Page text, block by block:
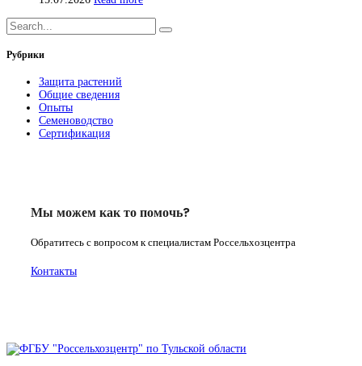
Рубрики
Защита растений
Общие сведения
Опыты
Семеноводство
Сертификация
Мы можем как то помочь?
Обратитесь с вопросом к специалистам Россельхозцентра
Контакты